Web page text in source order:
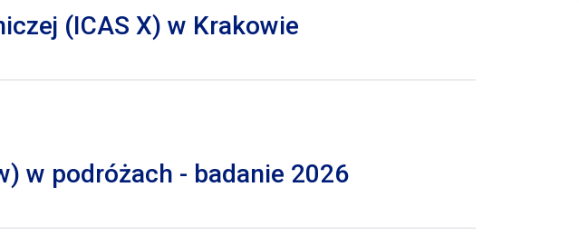
(ICAS X) w Krakowie
w podróżach - badanie 2026